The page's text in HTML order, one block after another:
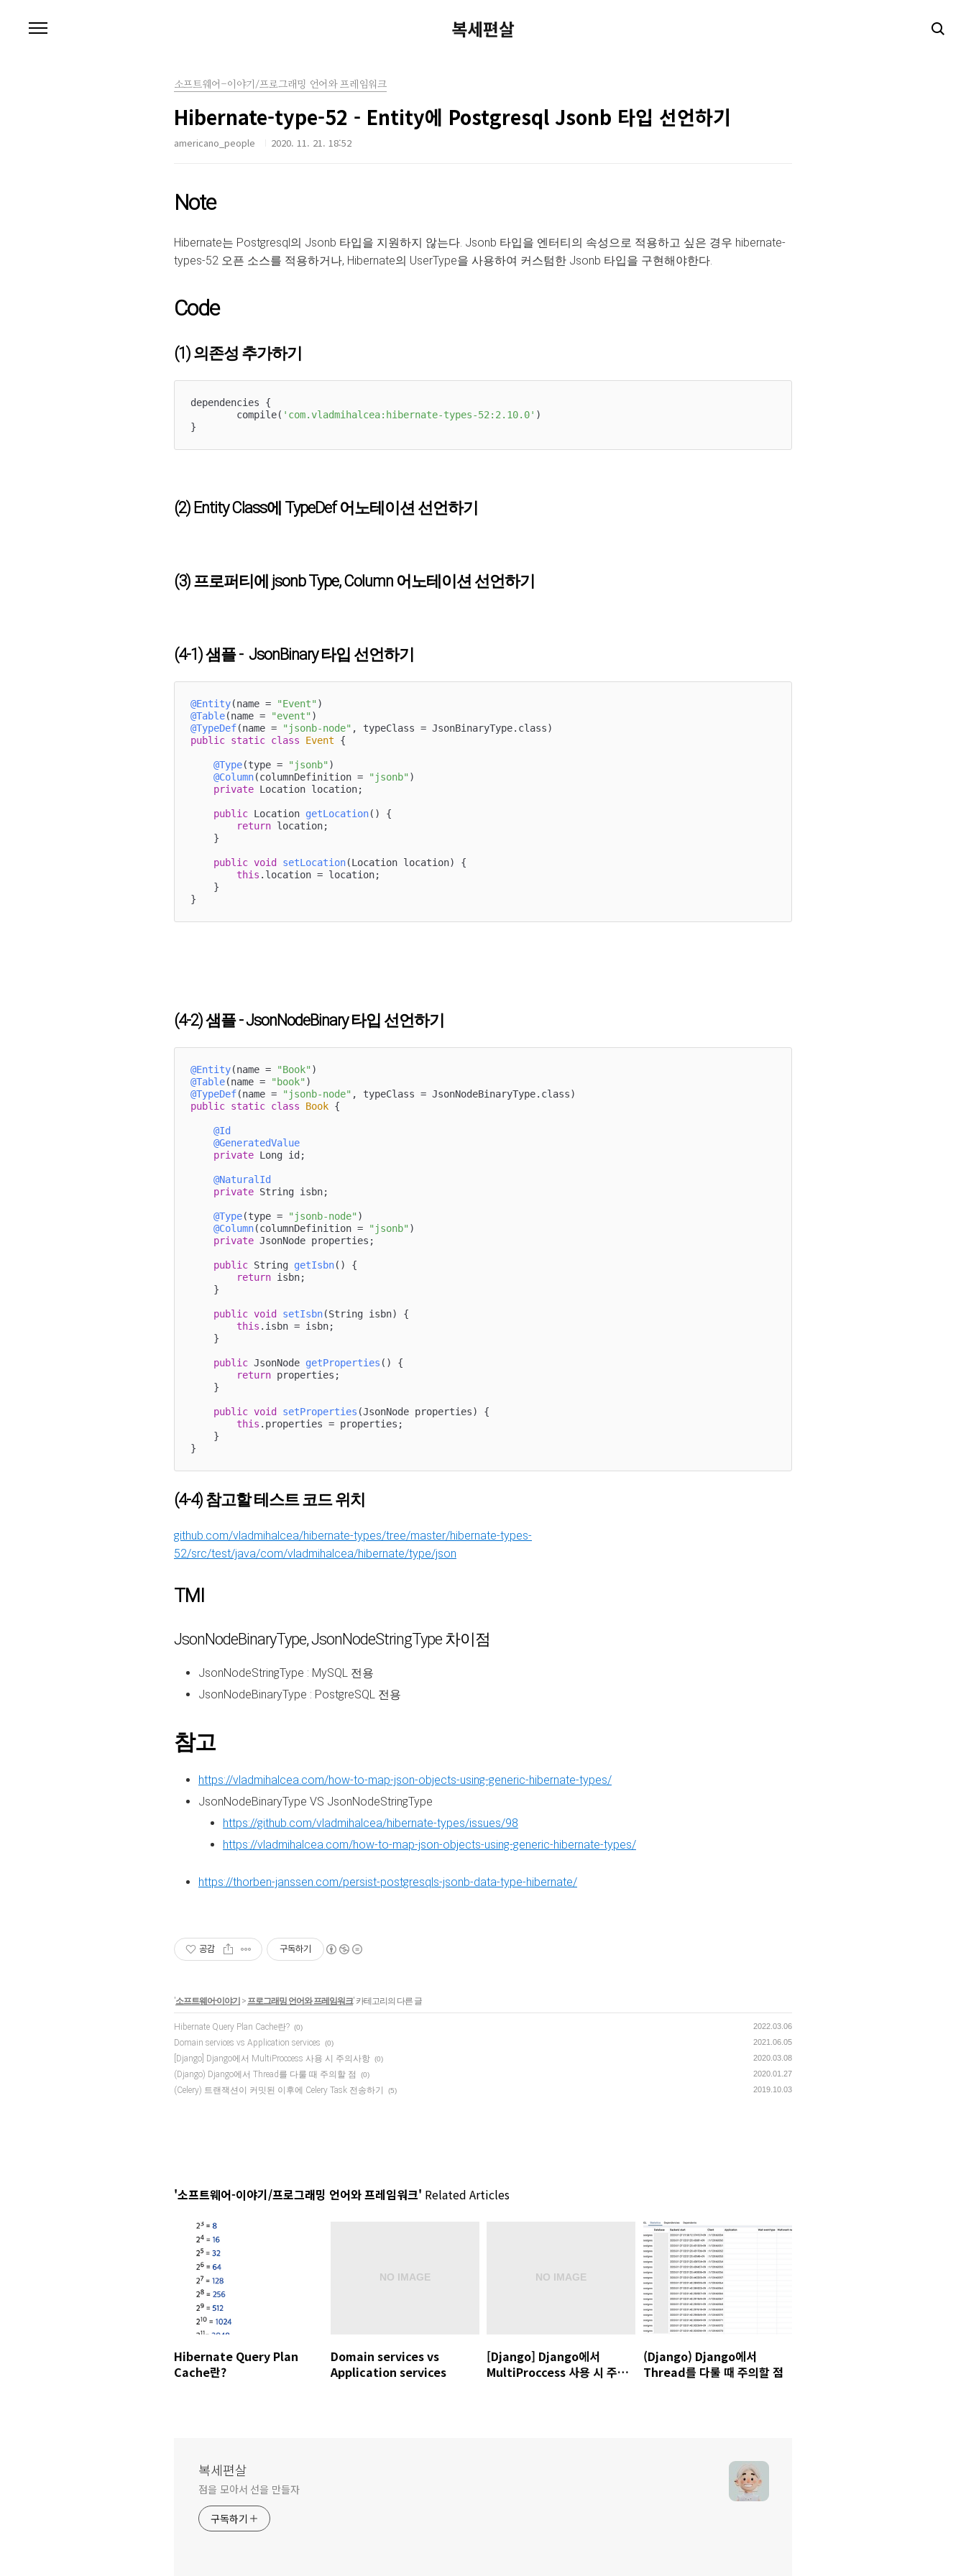
복세편살
소프트웨어-이야기/프로그래밍 언어와 프레임워크
Hibernate-type-52 - Entity에 Postgresql Jsonb 타입 선언하기
americano_people 2020. 11. 21. 18:52
Note
Hibernate는 Postgresql의 Jsonb 타입을 지원하지 않는다. Jsonb 타입을 엔터티의 속성으로 적용하고 싶은 경우 hibernate-
types-52 오픈 소스를 적용하거나, Hibernate의 UserType을 사용하여 커스텀한 Jsonb 타입을 구현해야한다.
Code
(1) 의존성 추가하기
dependencies {
	compile(
'com.vladmihalcea:hibernate-types-52:2.10.0' )
}
(2) Entity Class에 TypeDef 어노테이션 선언하기
(3) 프로퍼티에 jsonb Type, Column 어노테이션 선언하기
(4-1) 샘플 - JsonBinary타입 선언하기
@Entity(name = "Event"
@Table(name = "event"
@TypeDef(name = "jsonb-node"
public static class Event {
@Type(type = "jsonb" )
@Column(columnDefinition = "jsonb" )
private Location location;
public Location getLocation()
{
return location;
public void setLocation(Location location)
{
this .location = location;
(4-2) 샘플 - JsonNodeBinary 타입 선언하기
@Entity(name = "Book"
@Table(name = "book"
@TypeDef(name = "jsonb-node"
public static class Book {
@Id
@GeneratedValue
private Long id;
@NaturalId
private String isbn;
@Type(type = "jsonb-node" )
@Column(columnDefinition = "jsonb" )
private JsonNode properties;
public String getIsbn()
{
return isbn;
public void setIsbn(String isbn)
{
this .isbn = isbn;
public JsonNode getProperties ()
{
return properties;
public void setProperties (JsonNode properties)
{
this .properties = properties;
}
(4-4) 참고할 테스트 코드 위치
github.com/vladmihalcea/hibernate-types/tree/master/hibernate-types-
52/src/test/java/com/vladmihalcea/hibernate/type/json
TMI
JsonNodeBinaryType, JsonNodeStringType 차이점
JsonNodeStringType : MySQL 전용
JsonNodeBinaryType : PostgreSQL 전용
참고
https://vladmihalcea.com/how-to-map-json-objects-using-generic-hibernate-types/
JsonNodeBinaryType VS JsonNodeStringType
https://github.com/vladmihalcea/hibernate-types/issues/98
https://vladmihalcea.com/how-to-map-json-objects-using-generic-hibernate-types/
https://thorben-janssen.com/persist-postgresqls-jsonb-data-type-hibernate/
공감 구독하기
'소프트웨어-이야기 > 프로그래밍 언어와 프레임워크' 카테고리의 다른 글
Hibernate Query Plan Cache란? (0) 2022.03.06
Domain services vs Application services (0) 2021.06.05
[Django] Django에서 MultiProccess 사용 시 주의사항 (0) 2020.03.08
(Django) Django에서 Thread를 다룰 때 주의할 점 (0) 2020.01.27
(Celery) 트랜잭션이 커밋된 이후에 Celery Task 전송하기 (5) 2019.10.03
'소프트웨어-이야기/프로그래밍 언어와 프레임워크' Related Articles
Hibernate Query Plan
Cache란?
Domain services vs
Application services
[Django] Django에서
MultiProccess 사용 시 주의
(Django) Django에서
Thread를 다룰 때 주의할 점
복세편살
점을 모아서 선을 만들자
구독하기